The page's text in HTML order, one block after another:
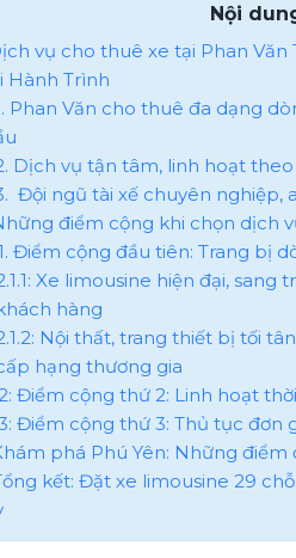
Nội
vụ cho thuê xe tại Phan Văn
Hành Trình
Phan Văn cho thuê đa dạng
Dịch vụ tận tâm, linh hoạt
Đội ngũ tài xế chuyên nghiệp,
điểm cộng khi chọn dịch
Điểm cộng đầu tiên: Trang bị
Xe limousine hiện đại,
hàng
Nội thất, trang thiết bị tối
hạng thương gia
Điểm cộng thứ 2: Linh hoạt
Điểm cộng thứ 3: Thủ tục đơn
phá Phú Yên: Những
kết: Đặt xe limousine 29